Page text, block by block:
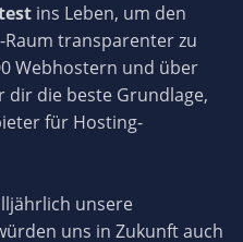
ins Leben, um den
transparenter zu
Webhostern und über
dir die beste Grundlage,
für Hosting-
unsere
uns in Zukunft auch